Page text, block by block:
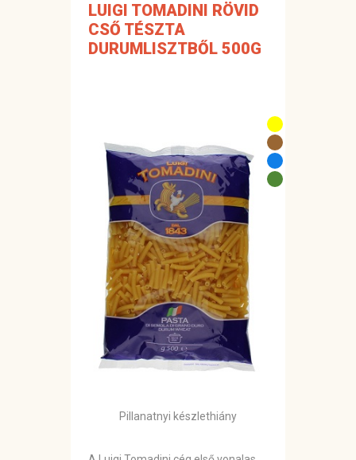
LUIGI TOMADINI RÖVID
CSŐ TÉSZTA
DURUMLISZTBŐL 500G
Pillanatnyi készlethiány